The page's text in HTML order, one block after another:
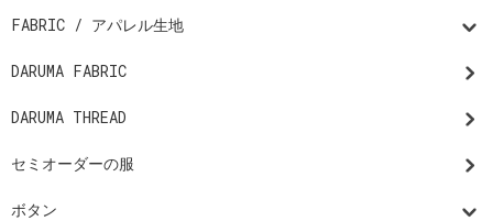
FABRIC / アパレル生地
DARUMA FABRIC
DARUMA THREAD
セミオーダーの服
ボタン